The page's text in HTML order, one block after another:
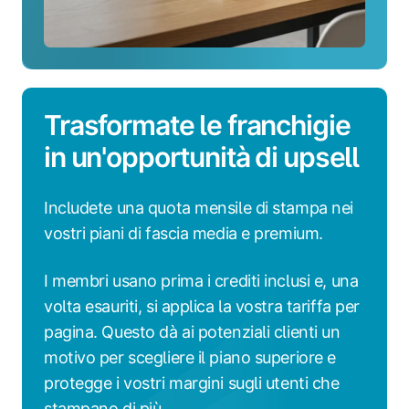
Trasformate le franchigie
in un'opportunità di upsell
Includete una quota mensile di stampa nei
vostri piani di fascia media e premium.
I membri usano prima i crediti inclusi e, una
volta esauriti, si applica la vostra tariffa per
pagina. Questo dà ai potenziali clienti un
motivo per scegliere il piano superiore e
protegge i vostri margini sugli utenti che